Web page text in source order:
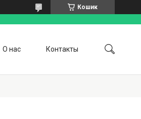
Кошик
О нас Контакты